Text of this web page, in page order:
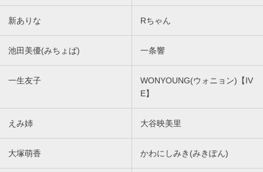
新ありな Rちゃん
池田美優(みちょぱ) 一条響
一生友子
WONYOUNG(ウォニョン)【IV
E】
えみ姉 大谷映美里
大塚萌香 かわにしみき(みきぽん)